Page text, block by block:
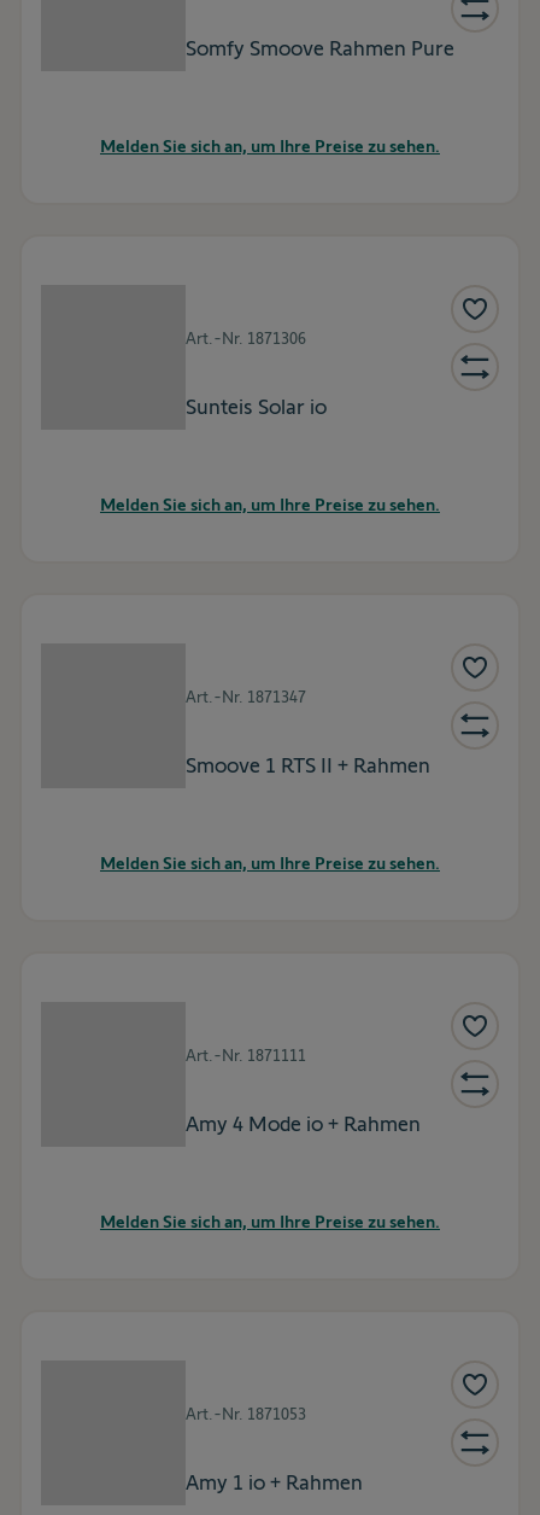
Somfy Smoove Rahmen Pure
Melden Sie sich an, um Ihre Preise zu sehen.
Art.-Nr. 1871306
Sunteis Solar io
Melden Sie sich an, um Ihre Preise zu sehen.
Art.-Nr. 1871347
Smoove 1 RTS II + Rahmen
Melden Sie sich an, um Ihre Preise zu sehen.
Art.-Nr. 1871111
Amy 4 Mode io + Rahmen
Melden Sie sich an, um Ihre Preise zu sehen.
Art.-Nr. 1871053
Amy 1 io + Rahmen